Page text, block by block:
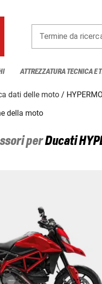
Termine da
ATTREZZATURA TECNICA E
dati delle moto
della moto
perDucati